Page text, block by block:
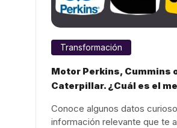
Transformación
Motor Perkins, Cummins
Caterpillar. ¿Cuál es el
Conoce algunos datos
información relevante que te